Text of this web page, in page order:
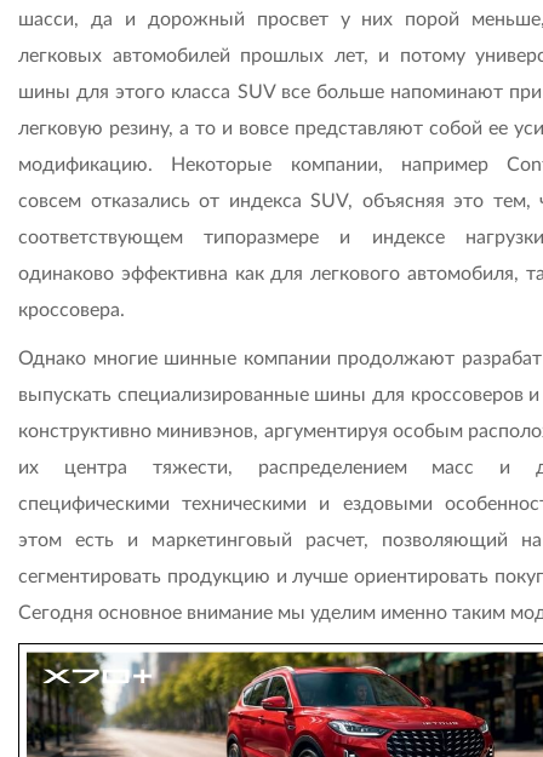
шасси, да и дорожный просвет у них порой
легковых автомобилей прошлых лет, и потому
шины для этого класса SUV все больше напоминают
легковую резину, а то и вовсе представляют собой ее
модификацию. Некоторые компании, например
совсем отказались от индекса SUV, объясняя это тем,
соответствующем типоразмере и индексе
одинаково эффективна как для легкового автомобиля,
кроссовера.
Однако многие шинные компании продолжают
выпускать специализированные шины для кроссоверов
конструктивно минивэнов, аргументируя особым
их центра тяжести, распределением масс и
специфическими техническими и ездовыми
этом есть и маркетинговый расчет, позволяющий
сегментировать продукцию и лучше ориентировать
Сегодня основное внимание мы уделим именно таким